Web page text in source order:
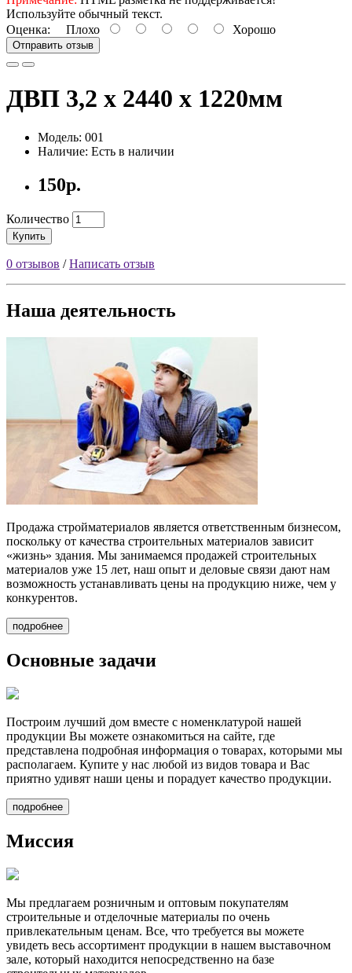
Используйте обычный текст.
Оценка: Плохо Хорошо
Отправить отзыв
ДВП 3,2 х 2440 х 1220мм
Модель: 001
Наличие: Есть в наличии
150р.
Количество
Купить
0 отзывов /Написать отзыв
Наша деятельность
Продажа стройматериалов является ответственным бизнесом,
поскольку от качества строительных материалов зависит
«жизнь» здания. Мы занимаемся продажей строительных
материалов уже 15 лет, наш опыт и деловые связи дают нам
возможность устанавливать цены на продукцию ниже, чем у
конкурентов.
подробнее
Основные задачи
Построим лучший дом вместе с номенклатурой нашей
продукции Вы можете ознакомиться на сайте, где
представлена подробная информация о товарах, которыми мы
располагаем. Купите у нас любой из видов товара и Вас
приятно удивят наши цены и порадует качество продукции.
подробнее
Миссия
Мы предлагаем розничным и оптовым покупателям
строительные и отделочные материалы по очень
привлекательным ценам. Все, что требуется вы можете
увидеть весь ассортимент продукции в нашем выставочном
зале, который находится непосредственно на базе